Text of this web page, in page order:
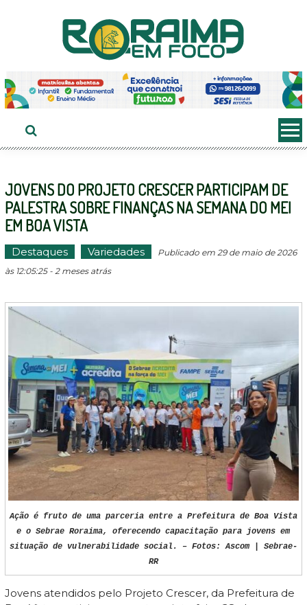
JOVENS DO PROJETO CRESCER PARTICIPAM DE
PALESTRA SOBRE FINANÇAS NA SEMANA DO MEI
EM BOA VISTA
Destaques Variedades
Publicado em 29 de maio de 2026
às 12:05:25 - 2 meses atrás
Ação é fruto de uma parceria entre a Prefeitura de Boa Vista
e o Sebrae Roraima, oferecendo capacitação para jovens em
situação de vulnerabilidade social. – Fotos: Ascom | Sebrae-
RR
Jovens atendidos pelo Projeto Crescer, da Prefeitura de